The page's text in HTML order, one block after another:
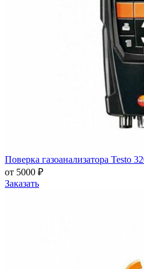
Поверка газоанализатора Testo
от 5000 ₽
Заказать